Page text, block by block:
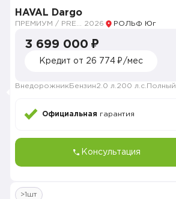
HAVAL Dargo
2026 РОЛЬФ Юг
3 699 000 ₽
Кредит от 26 774 ₽/мес
Внедорожник Бензин2.0 л. 200 л.с. Полный
Официальная гарантия
Консультация
>1шт